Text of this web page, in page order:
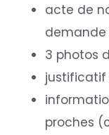
acte de
demande
3 photos
justificatif
proches